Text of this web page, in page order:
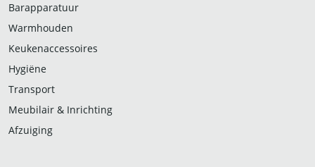
Barapparatuur
Warmhouden
Keukenaccessoires
Hygiëne
Transport
Meubilair & Inrichting
Afzuiging